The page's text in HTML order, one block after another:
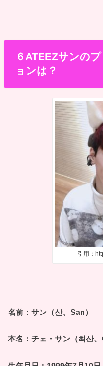
６ATEEZサンの
ョンは？
引用：
名前：サン（산、San）
本名：チェ・サン（최산、